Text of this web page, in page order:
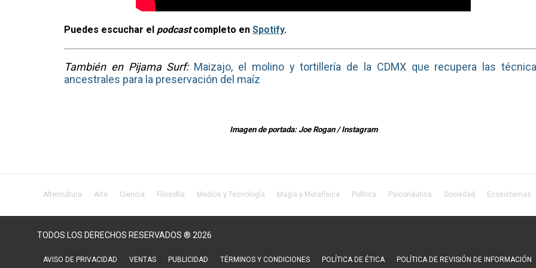
Puedes escuchar el podcastcompleto en Spotify.
También en Pijama Surf: Maizajo, el molino y tortillería de la CDMX que recupera las
ancestrales para la preservación del maíz
Imagen de portada: Joe Rogan / Instagram
Altercultura Arte Ciencia Filosofía Medios y Tecnología Magia y Metafísica Política Psiconáutica Sociedad Ecosistemas
TODOS LOS DERECHOS RESERVADOS ® 2026
AVISO DE PRIVACIDAD VENTAS PUBLICIDAD TÉRMINOS Y CONDICIONES POLÍTICA DE ÉTICA POLÍTICA DE REVISIÓN DE INFORMACIÓN